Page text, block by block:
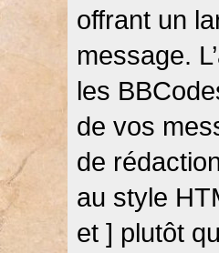
offrant un
message.
les
de vos
de
au style
et ] plutôt